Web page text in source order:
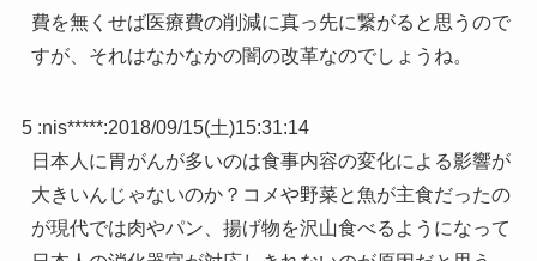
費を無くせば医療費の削減に真っ先に繋がると思うので
すが、それはなかなかの闇の改革なのでしょうね。
5 :nis*****:2018/09/15(土)15:31:14
日本人に胃がんが多いのは食事内容の変化による影響が
大きいんじゃないのか？コメや野菜と魚が主食だったの
が現代では肉やパン、揚げ物を沢山食べるようになって